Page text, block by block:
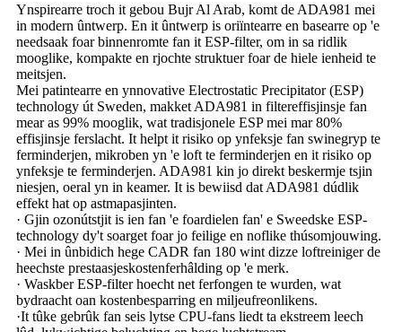
Ynspirearre troch it gebou Bujr Al Arab, komt de ADA981 mei
in modern ûntwerp. En it ûntwerp is oriïntearre en basearre op 'e
needsaak foar binnenromte fan it ESP-filter, om in sa ridlik
mooglike, kompakte en rjochte struktuer foar de hiele ienheid te
meitsjen.
Mei patintearre en ynnovative Electrostatic Precipitator (ESP)
technology út Sweden, makket ADA981 in filtereffisjinsje fan
mear as 99% mooglik, wat tradisjonele ESP mei mar 80%
effisjinsje ferslacht. It helpt it risiko op ynfeksje fan swinegryp te
ferminderjen, mikroben yn 'e loft te ferminderjen en it risiko op
ynfeksje te ferminderjen. ADA981 kin jo direkt beskermje tsjin
niesjen, oeral yn in keamer. It is bewiisd dat ADA981 dúdlik
effekt hat op astmapasjinten.
· Gjin ozonútstjit is ien fan 'e foardielen fan' e Sweedske ESP-
technology dy't soarget foar jo feilige en noflike thúsomjouwing.
· Mei in ûnbidich hege CADR fan 180 wint dizze loftreiniger de
heechste prestaasjeskostenferhâlding op 'e merk.
· Waskber ESP-filter hoecht net ferfongen te wurden, wat
bydraacht oan kostenbesparring en miljeufreonlikens.
·It tûke gebrûk fan seis lytse CPU-fans liedt ta ekstreem leech